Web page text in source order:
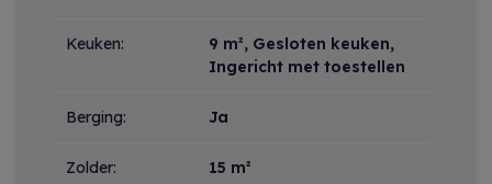
Keuken: 9 m², Gesloten keuken,
Ingericht met toestellen
Berging: Ja
Zolder: 15 m²